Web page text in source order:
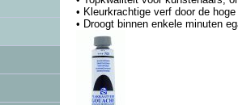
• Kleurkrachtige verf door de
• Droogt binnen enkele minuten